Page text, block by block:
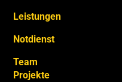
Leistungen
Notdienst
Team
Projekte